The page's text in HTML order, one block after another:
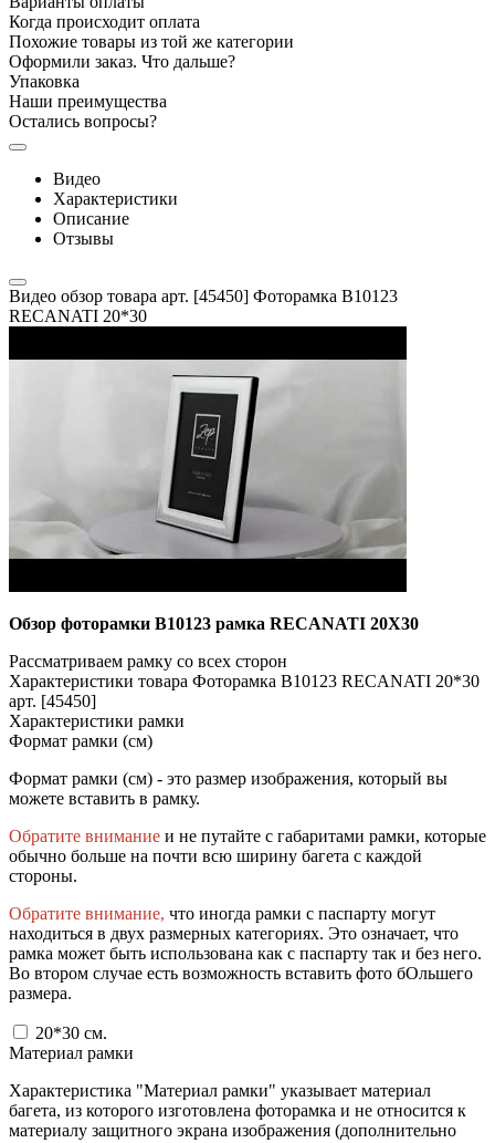
Когда происходит оплата
Похожие товары из той же категории
Оформили заказ. Что дальше?
Упаковка
Наши преимущества
Остались вопросы?
Видео
Характеристики
Описание
Отзывы
Видео обзор товара арт. [45450] Фоторамка B10123
RECANATI 20*30
Обзор фоторамки B10123 рамка RECANATI 20X30
Рассматриваем рамку со всех сторон
Характеристики товара Фоторамка B10123 RECANATI 20*30
арт. [45450]
Характеристики рамки
Формат рамки (см)
Формат рамки (см) - это размер изображения, который вы
можете вставить в рамку.
Обратите внимание и не путайте с габаритами рамки, которые
обычно больше на почти всю ширину багета с каждой
стороны.
Обратите внимание, что иногда рамки с паспарту могут
находиться в двух размерных категориях. Это означает, что
рамка может быть использована как с паспарту так и без него.
Во втором случае есть возможность вставить фото бОльшего
размера.
20*30 см.
Материал рамки
Характеристика "Материал рамки" указывает материал
багета, из которого изготовлена фоторамка и не относится к
материалу защитного экрана изображения (дополнительно